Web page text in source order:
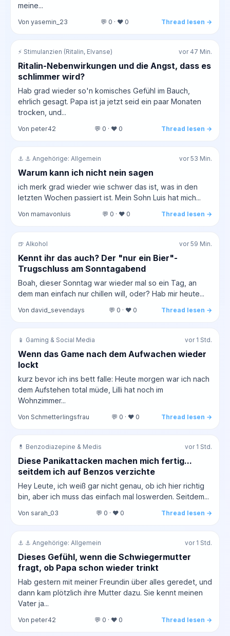
meine...
Von yasemin_23 💬 0 · ❤️ 0 Thread lesen →
⚡ Stimulanzien (Ritalin, Elvanse) vor 47 Min.
Ritalin-Nebenwirkungen und die Angst, dass es
schlimmer wird?
Hab grad wieder so'n komisches Gefühl im Bauch,
ehrlich gesagt. Papa ist ja jetzt seid ein paar Monaten
trocken, und...
Von peter42 💬 0 · ❤️ 0 Thread lesen →
⚓ ⚓ Angehörige: Allgemein vor 53 Min.
Warum kann ich nicht nein sagen
ich merk grad wieder wie schwer das ist, was in den
letzten Wochen passiert ist. Mein Sohn Luis hat mich...
Von mamavonluis 💬 0 · ❤️ 0 Thread lesen →
🍺 Alkohol vor 59 Min.
Kennt ihr das auch? Der "nur ein Bier"-
Trugschluss am Sonntagabend
Boah, dieser Sonntag war wieder mal so ein Tag, an
dem man einfach nur chillen will, oder? Hab mir heute...
Von david_sevendays 💬 0 · ❤️ 0 Thread lesen →
📱 Gaming & Social Media vor 1 Std.
Wenn das Game nach dem Aufwachen wieder
lockt
kurz bevor ich ins bett falle: Heute morgen war ich nach
dem Aufstehen total müde, Lilli hat noch im
Wohnzimmer...
Von Schmetterlingsfrau 💬 0 · ❤️ 0 Thread lesen →
💊 Benzodiazepine & Medis vor 1 Std.
Diese Panikattacken machen mich fertig...
seitdem ich auf Benzos verzichte
Hey Leute, ich weiß gar nicht genau, ob ich hier richtig
bin, aber ich muss das einfach mal loswerden. Seitdem...
Von sarah_03 💬 0 · ❤️ 0 Thread lesen →
⚓ ⚓ Angehörige: Allgemein vor 1 Std.
Dieses Gefühl, wenn die Schwiegermutter
fragt, ob Papa schon wieder trinkt
Hab gestern mit meiner Freundin über alles geredet, und
dann kam plötzlich ihre Mutter dazu. Sie kennt meinen
Vater ja...
Von peter42 💬 0 · ❤️ 0 Thread lesen →